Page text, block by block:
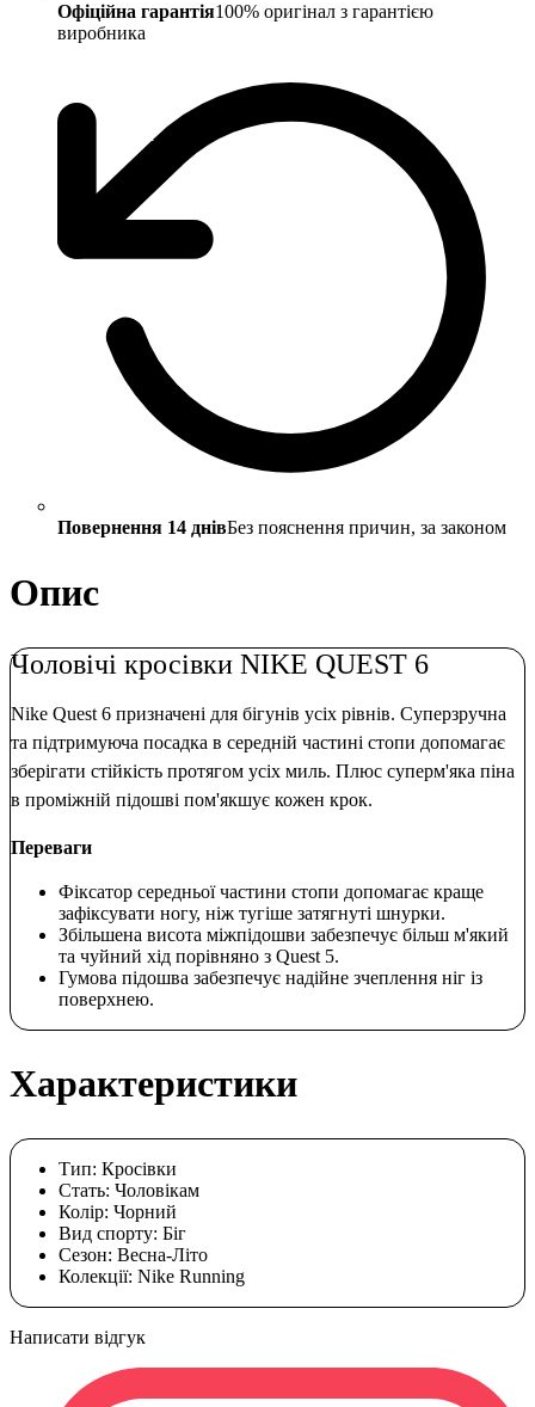
Офіційна гарантія100% оригінал з гарантією
виробника
Повернення 14 днівБез пояснення причин, за законом
Опис
Чоловічі кросівки NIKE QUEST 6
Nike Quest 6 призначені для бігунів усіх рівнів. Суперзручна
та підтримуюча посадка в середній частині стопи допомагає
зберігати стійкість протягом усіх миль. Плюс суперм'яка піна
в проміжній підошві пом'якшує кожен крок.
Переваги
Фіксатор середньої частини стопи допомагає краще
зафіксувати ногу, ніж тугіше затягнуті шнурки.
Збільшена висота міжпідошви забезпечує більш м'який
та чуйний хід порівняно з Quest 5.
Гумова підошва забезпечує надійне зчеплення ніг із
поверхнею.
Характеристики
Тип: Кросівки
Стать: Чоловікам
Колір: Чорний
Вид спорту: Біг
Сезон: Весна-Літо
Колекції: Nike Running
Написати відгук